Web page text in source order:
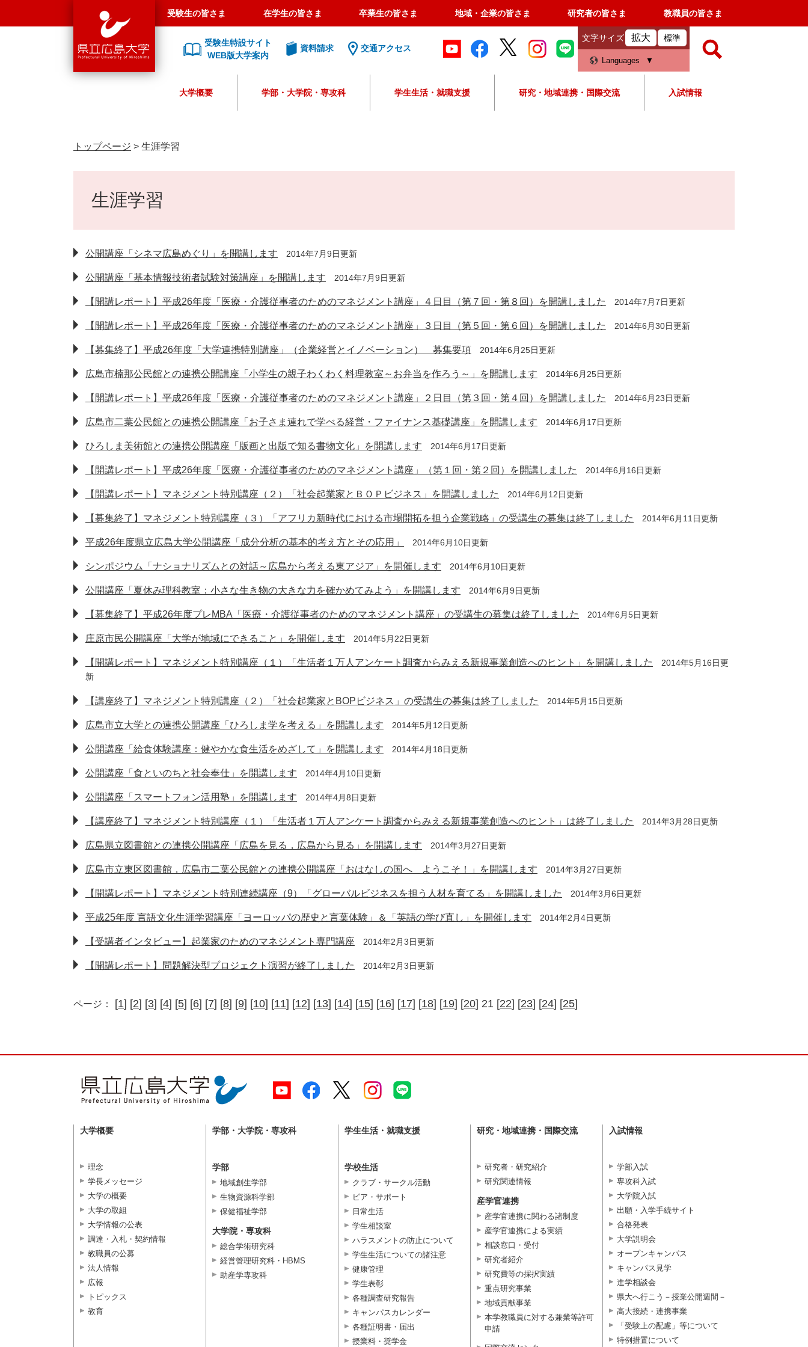
島
大
受験生の皆さま 在学生の皆さま 卒業生の皆さま 地域・企業の皆さま 研究者の皆さま 教職員の皆さま
受験生特設サイト
WEB版大学案内
資料請求 交通アクセス
文字サイズ 拡大 標準
Languages
l
大学概要 学部・大学院・専攻科 学生生活・就職支援 研究・地域連携・国際交流 入試情報
トップページ > 生涯学習
生涯学習
公開講座「シネマ広島めぐり」を開講します 2014年7月9日更新
公開講座「基本情報技術者試験対策講座」を開講します 2014年7月9日更新
【開講レポート】平成26年度「医療・介護従事者のためのマネジメント講座」４日目（第７回・第８回）を開講しました 2014年7月7日更新
【開講レポート】平成26年度「医療・介護従事者のためのマネジメント講座」３日目（第５回・第６回）を開講しました 2014年6月30日更新
【募集終了】平成26年度「大学連携特別講座」（企業経営とイノベーション） 募集要項 2014年6月25日更新
広島市楠那公民館との連携公開講座「小学生の親子わくわく料理教室～お弁当を作ろう～」を開講します 2014年6月25日更新
【開講レポート】平成26年度「医療・介護従事者のためのマネジメント講座」２日目（第３回・第４回）を開講しました 2014年6月23日更新
広島市二葉公民館との連携公開講座「お子さま連れで学べる経営・ファイナンス基礎講座」を開講します 2014年6月17日更新
ひろしま美術館との連携公開講座「版画と出版で知る書物文化」を開講します 2014年6月17日更新
【開講レポート】平成26年度「医療・介護従事者のためのマネジメント講座」（第１回・第２回）を開講しました 2014年6月16日更新
【開講レポート】マネジメント特別講座（２）「社会起業家とＢＯＰビジネス」を開講しました 2014年6月12日更新
【募集終了】マネジメント特別講座（３）「アフリカ新時代における市場開拓を担う企業戦略」の受講生の募集は終了しました 2014年6月11日更新
平成26年度県立広島大学公開講座「成分分析の基本的考え方とその応用」 2014年6月10日更新
シンポジウム「ナショナリズムとの対話～広島から考える東アジア」を開催します 2014年6月10日更新
公開講座「夏休み理科教室：小さな生き物の大きな力を確かめてみよう」を開講します 2014年6月9日更新
【募集終了】平成26年度プレMBA「医療・介護従事者のためのマネジメント講座」の受講生の募集は終了しました 2014年6月5日更新
庄原市民公開講座「大学が地域にできること」を開催します 2014年5月22日更新
【開講レポート】マネジメント特別講座（１）「生活者１万人アンケート調査からみえる新規事業創造へのヒント」を開講しました 2014年5月16日更
新
【講座終了】マネジメント特別講座（２）「社会起業家とBOPビジネス」の受講生の募集は終了しました 2014年5月15日更新
広島市立大学との連携公開講座「ひろしま学を考える」を開講します 2014年5月12日更新
公開講座「給食体験講座：健やかな食生活をめざして」を開講します 2014年4月18日更新
公開講座「食といのちと社会奉仕」を開講します 2014年4月10日更新
公開講座「スマートフォン活用塾」を開講します 2014年4月8日更新
【講座終了】マネジメント特別講座（１）「生活者１万人アンケート調査からみえる新規事業創造へのヒント」は終了しました 2014年3月28日更新
広島県立図書館との連携公開講座「広島を見る，広島から見る」を開講します 2014年3月27日更新
広島市立東区図書館，広島市二葉公民館との連携公開講座「おはなしの国へ ようこそ！」を開講します 2014年3月27日更新
【開講レポート】マネジメント特別連続講座（9）「グローバルビジネスを担う人材を育てる」を開講しました 2014年3月6日更新
平成25年度 言語文化生涯学習講座「ヨーロッパの歴史と言葉体験」＆「英語の学び直し」を開催します 2014年2月4日更新
【受講者インタビュー】起業家のためのマネジメント専門講座 2014年2月3日更新
【開講レポート】問題解決型プロジェクト演習が終了しました 2014年2月3日更新
ページ： [1] [2] [3] [4] [5] [6] [7] [8] [9] [10] [11] [12] [13] [14] [15] [16] [17] [18] [19] [20] 21 [22] [23] [24] [25]
大学概要
理念
学長メッセージ
大学の概要
大学の取組
大学情報の公表
調達・入札・契約情報
教職員の公募
法人情報
広報
トピックス
教育
学部・大学院・専攻科
学部
地域創生学部
生物資源科学部
保健福祉学部
大学院・専攻科
総合学術研究科
経営管理研究科・HBMS
助産学専攻科
学生生活・就職支援
学校生活
クラブ・サークル活動
ピア・サポート
日常生活
学生相談室
ハラスメントの防止について
学生生活についての諸注意
健康管理
学生表彰
各種調査研究報告
キャンパスカレンダー
各種証明書・届出
授業料・奨学金
研究・地域連携・国際交流
研究者・研究紹介
研究関連情報
産学官連携
産学官連携に関わる諸制度
産学官連携による実績
相談窓口・受付
研究者紹介
研究費等の採択実績
重点研究事業
地域貢献事業
本学教職員に対する兼業等許可
申請
入試情報
学部入試
専攻科入試
大学院入試
出願・入学手続サイト
合格発表
大学説明会
オープンキャンパス
キャンパス見学
進学相談会
県大へ行こう－授業公開週間－
高大接続・連携事業
「受験上の配慮」等について
特例措置について